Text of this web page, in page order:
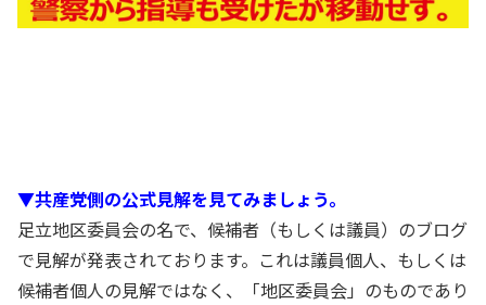
▼共産党側の公式見解を見てみましょう。
足立地区委員会の名で、候補者（もしくは議員）のブログ
で見解が発表されております。これは議員個人、もしくは
候補者個人の見解ではなく、「地区委員会」のものであり